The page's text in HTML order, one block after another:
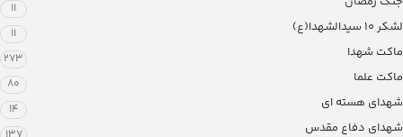
11
لشکر ۱۰ سیدالشهدا(ع) 11
ماکت شهدا 273
ماکت علما 80
شهدای هسته ای 14
شهدای دفاع مقدس